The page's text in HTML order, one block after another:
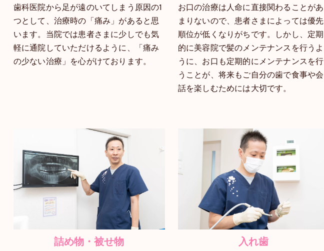
歯科医院から足が遠のいてしまう原因の1
つとして、治療時の「痛み」があると思
います。当院では患者さまに少しでも気
軽に通院していただけるように、「痛み
の少ない治療」を心がけております。
お口の治療は人命に直接関わることがあ
まりないので、患者さまによっては優先
順位が低くなりがちです。しかし、定期
的に美容院で髪のメンテナンスを行うよ
うに、お口も定期的にメンテナンスを行
うことが、将来もご自分の歯で食事や会
話を楽しむためには大切です。
詰め物・被せ物 入れ歯